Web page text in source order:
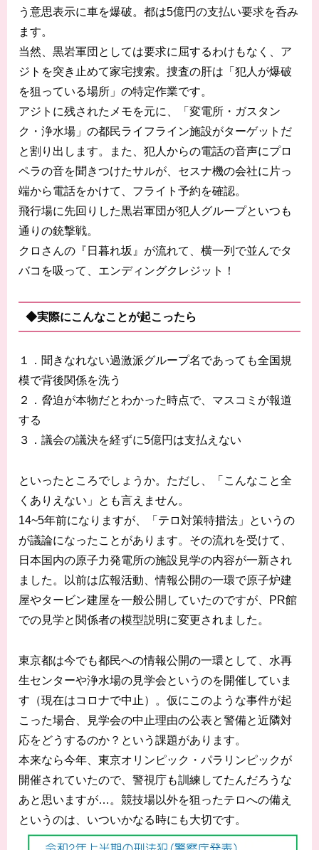
う意思表示に車を爆破。都は5億円の支払い要求を呑み
ます。
当然、黒岩軍団としては要求に屈するわけもなく、ア
ジトを突き止めて家宅捜索。捜査の肝は「犯人が爆破
を狙っている場所」の特定作業です。
アジトに残されたメモを元に、「変電所・ガスタン
ク・浄水場」の都民ライフライン施設がターゲットだ
と割り出します。また、犯人からの電話の音声にプロ
ペラの音を聞きつけたサルが、セスナ機の会社に片っ
端から電話をかけて、フライト予約を確認。
飛行場に先回りした黒岩軍団が犯人グループといつも
通りの銃撃戦。
クロさんの『日暮れ坂』が流れて、横一列で並んでタ
バコを吸って、エンディングクレジット！
◆実際にこんなことが起こったら
１．聞きなれない過激派グループ名であっても全国規
模で背後関係を洗う
２．脅迫が本物だとわかった時点で、マスコミが報道
する
３．議会の議決を経ずに5億円は支払えない
といったところでしょうか。ただし、「こんなこと全
くありえない」とも言えません。
14~5年前になりますが、「テロ対策特措法」というの
が議論になったことがあります。その流れを受けて、
日本国内の原子力発電所の施設見学の内容が一新され
ました。以前は広報活動、情報公開の一環で原子炉建
屋やタービン建屋を一般公開していたのですが、PR館
での見学と関係者の模型説明に変更されました。
東京都は今でも都民への情報公開の一環として、水再
生センターや浄水場の見学会というのを開催していま
す（現在はコロナで中止）。仮にこのような事件が起
こった場合、見学会の中止理由の公表と警備と近隣対
応をどうするのか？という課題があります。
本来なら今年、東京オリンピック・パラリンピックが
開催されていたので、警視庁も訓練してたんだろうな
あと思いますが…。競技場以外を狙ったテロへの備え
というのは、いついかなる時にも大切です。